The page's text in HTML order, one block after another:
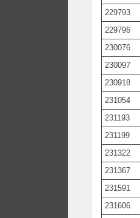
229793
229796
230076
230097
230918
231054
231193
231199
231322
231367
231591
231606